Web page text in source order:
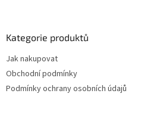
Kategorie produktů
Jak nakupovat
Obchodní podmínky
Podmínky ochrany osobních údajů